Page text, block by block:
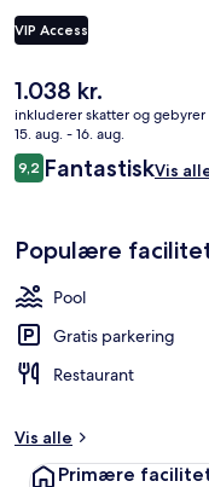
et fitnesscenter.
hjælpsomme personale
derfra til fods.
VIP Access
Den
nuværende
pris
er
1.038 kr.
1.038 kr.
inkluderer skatter og gebyrer
15. aug. - 16. aug.
Anmeldelser
9,29,2 ud af 10.
FantastiskVis
Populære
Pool
Gratis parkering
Restaurant
Vis alle
Primære